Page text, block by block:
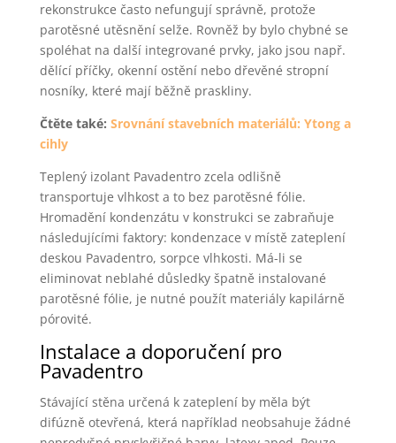
rekonstrukce často nefungují správně, protože
parotěsné utěsnění selže. Rovněž by bylo chybné se
spoléhat na další integrované prvky, jako jsou např.
dělící příčky, okenní ostění nebo dřevěné stropní
nosníky, které mají běžně praskliny.
Čtěte také: Srovnání stavebních materiálů: Ytong a
cihly
Teplený izolant Pavadentro zcela odlišně
transportuje vlhkost a to bez parotěsné fólie.
Hromadění kondenzátu v konstrukci se zabraňuje
následujícími faktory: kondenzace v místě zateplení
deskou Pavadentro, sorpce vlhkosti. Má-li se
eliminovat neblahé důsledky špatně instalované
parotěsné fólie, je nutné použít materiály kapilárně
pórovité.
Instalace a doporučení pro
Pavadentro
Stávající stěna určená k zateplení by měla být
difúzně otevřená, která například neobsahuje žádné